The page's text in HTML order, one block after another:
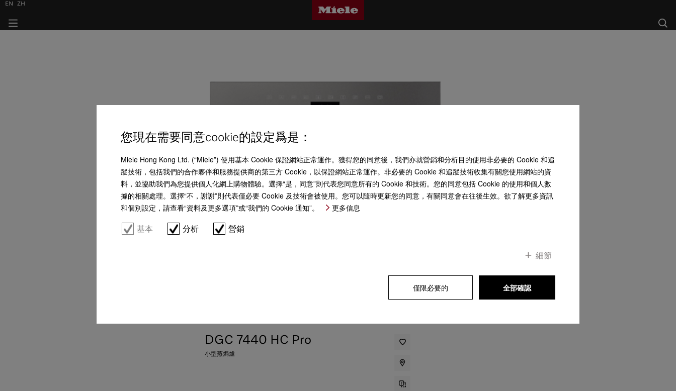
DGC 7440 HC Pro
小型蒸焗爐
EN ZH
您現在需要同意cookie的設定爲是：
Miele Hong Kong Ltd. (“Miele”) 使用基本 Cookie 保證網站正常運作。獲得您的同意後，我們亦就營銷和分析目的使用非必要的 Cookie 和追
蹤技術，包括我們的合作夥伴和服務提供商的第三方 Cookie，以保證網站正常運作。非必要的 Cookie 和追蹤技術收集有關您使用網站的資
料，並協助我們為您提供個人化網上購物體驗。選擇“是，同意”則代表您同意所有的 Cookie 和技術。您的同意包括 Cookie 的使用和個人數
據的相關處理。選擇“不，謝謝”則代表僅必要 Cookie 及技術會被使用。您可以隨時更新您的同意，有關同意會在往後生效。欲了解更多資訊
和個別設定，請查看“資料及更多選項”或“我們的 Cookie 通知”。
更多信息
基本 分析 營銷
細節
僅限必要的 全部確認